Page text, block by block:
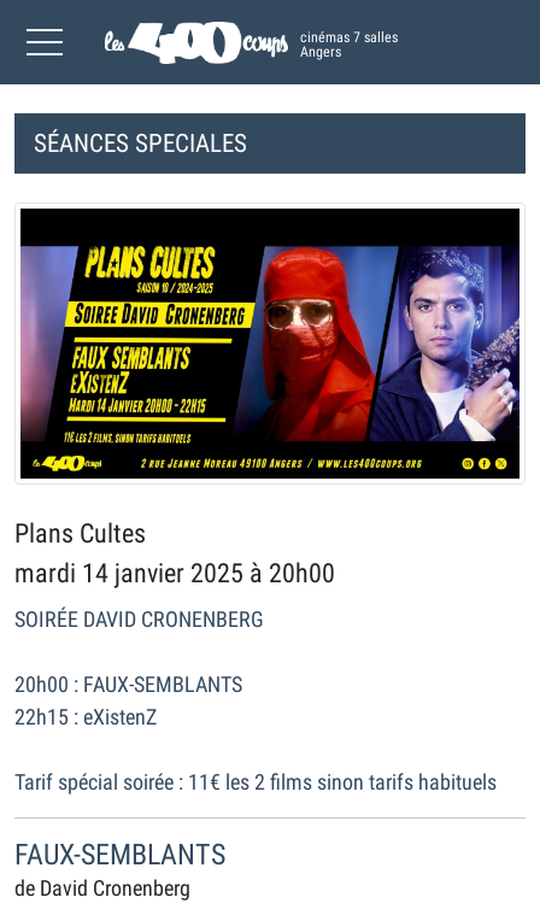
cinémas 7 salles
Angers
SÉANCES SPECIALES
Plans Cultes
mardi 14 janvier 2025 à 20h00
SOIRÉE DAVID CRONENBERG
20h00 : FAUX-SEMBLANTS
22h15 : eXistenZ
Tarif spécial soirée : 11€ les 2 films sinon tarifs habituels
FAUX-SEMBLANTS
de David Cronenberg